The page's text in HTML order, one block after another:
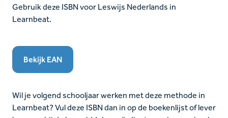
Gebruikdeze ISBN voor Leswijs Nederlands in
Learnbeat.
Bekijk EAN
Wil je volgend schooljaar werken met deze methode in
Learnbeat? Vul deze ISBN dan in op de boekenlijst of lever